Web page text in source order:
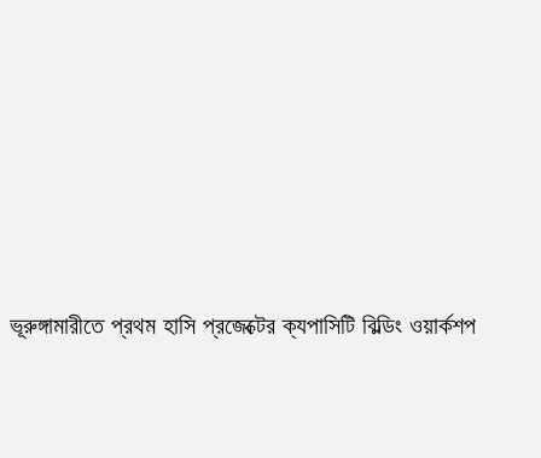
ভূরুঙ্গামারীতে প্রথম হাসি প্রজেক্টের ক্যপাসিটি বিল্ডিং ওয়ার্কশপ